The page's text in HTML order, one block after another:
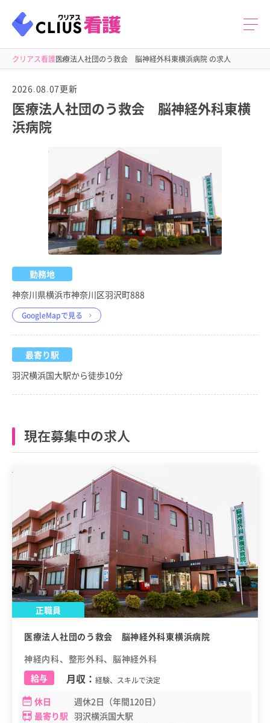
クリアス看護医療法人社団のう救会 脳神経外科東横浜病院 の求人
2026.08.07更新
医療法人社団のう救会 脳神経外科東横
浜病院
勤務地
神奈川県横浜市神奈川区羽沢町888
GoogleMapで見る
最寄り駅
羽沢横浜国大駅から徒歩10分
現在募集中の求人
正職員
医療法人社団のう救会 脳神経外科東横浜病院
神経内科、整形外科、脳神経外科
給与
月収： 経験、スキルで決定
休日
週休2日（年間120日）
最寄り駅 羽沢横浜国大駅